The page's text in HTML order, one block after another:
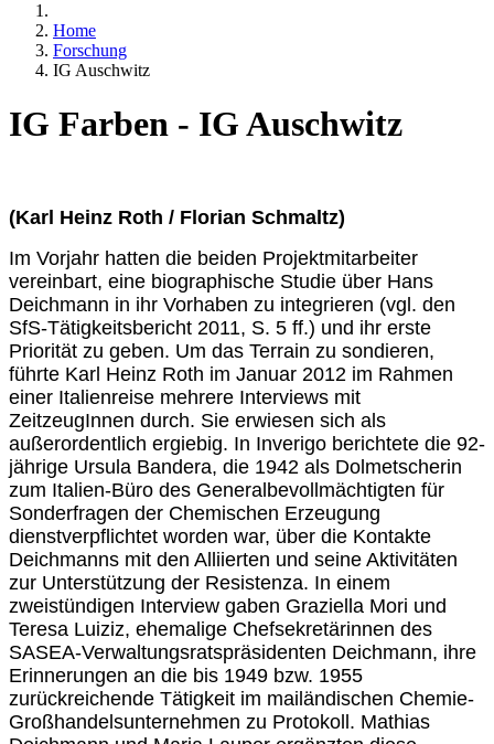
Home
Forschung
IG Auschwitz
IG Farben - IG Auschwitz
(Karl Heinz Roth / Florian Schmaltz)
Im Vorjahr hatten die beiden Projektmitarbeiter
vereinbart, eine biographische Studie über Hans
Deichmann in ihr Vorhaben zu integrieren (vgl. den
SfS-Tätigkeitsbericht 2011, S. 5 ff.) und ihr erste
Priorität zu geben. Um das Terrain zu sondieren,
führte Karl Heinz Roth im Januar 2012 im Rahmen
einer Italienreise mehrere Interviews mit
ZeitzeugInnen durch. Sie erwiesen sich als
außerordentlich ergiebig. In Inverigo berichtete die 92-
jährige Ursula Bandera, die 1942 als Dolmetscherin
zum Italien-Büro des Generalbevollmächtigten für
Sonderfragen der Chemischen Erzeugung
dienstverpflichtet worden war, über die Kontakte
Deichmanns mit den Alliierten und seine Aktivitäten
zur Unterstützung der Resistenza. In einem
zweistündigen Interview gaben Graziella Mori und
Teresa Luiziz, ehemalige Chefsekretärinnen des
SASEA-Verwaltungsratspräsidenten Deichmann, ihre
Erinnerungen an die bis 1949 bzw. 1955
zurückreichende Tätigkeit im mailändischen Chemie-
Großhandelsunternehmen zu Protokoll. Mathias